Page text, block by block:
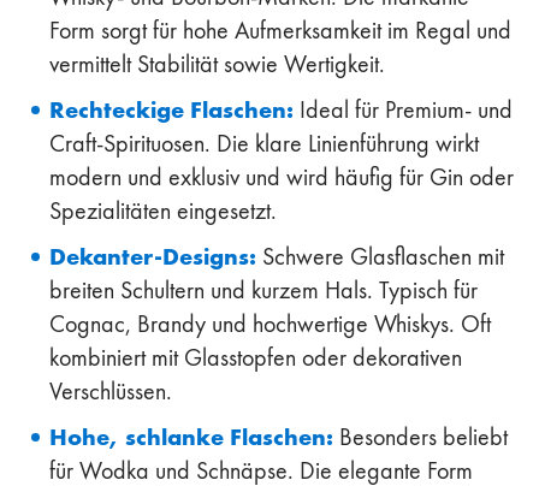
Form sorgt für hohe Aufmerksamkeit im Regal und
vermittelt Stabilität sowie Wertigkeit.
Rechteckige Flaschen: Ideal für Premium- und
Craft-Spirituosen. Die klare Linienführung wirkt
modern und exklusiv und wird häufig für Gin oder
Spezialitäten eingesetzt.
Dekanter-Designs: Schwere Glasflaschen mit
breiten Schultern und kurzem Hals. Typisch für
Cognac, Brandy und hochwertige Whiskys. Oft
kombiniert mit Glasstopfen oder dekorativen
Verschlüssen.
Hohe, schlanke Flaschen: Besonders beliebt
für Wodka und Schnäpse. Die elegante Form